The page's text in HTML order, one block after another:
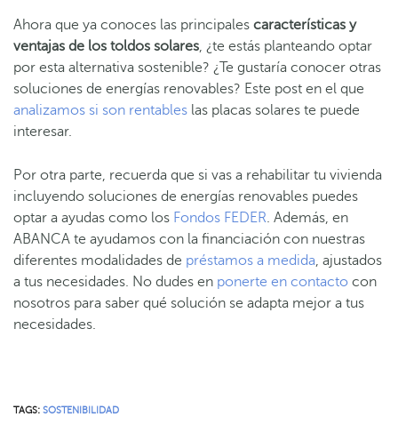
Ahora que ya conoces las principales características y
ventajas de los toldos solares, ¿te estás planteando optar
por esta alternativa sostenible? ¿Te gustaría conocer otras
soluciones de energías renovables? Este post en el que
analizamos si son rentables las placas solares te puede
interesar.
Por otra parte, recuerda que si vas a rehabilitar tu vivienda
incluyendo soluciones de energías renovables puedes
optar a ayudas como los Fondos FEDER. Además, en
ABANCA te ayudamos con la financiación con nuestras
diferentes modalidades de préstamos a medida, ajustados
a tus necesidades. No dudes en ponerte en contacto con
nosotros para saber qué solución se adapta mejor a tus
necesidades.
TAGS: SOSTENIBILIDAD